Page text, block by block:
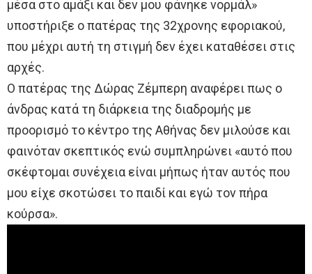
μέσα στο αμάξι και δεν μου φάνηκε νορμάλ»
υποστήριξε ο πατέρας της 32χρονης εφοριακού,
που μέχρι αυτή τη στιγμή δεν έχει καταθέσει στις
αρχές.
Ο πατέρας της Δώρας Ζέμπερη αναφέρει πως ο
άνδρας κατά τη διάρκεια της διαδρομής με
προορισμό το κέντρο της Αθήνας δεν μιλούσε και
φαινόταν σκεπτικός ενώ συμπληρώνει «αυτό που
σκέφτομαι συνέχεια είναι μήπως ήταν αυτός που
μου είχε σκοτώσει το παιδί και εγώ τον πήρα
κούρσα».